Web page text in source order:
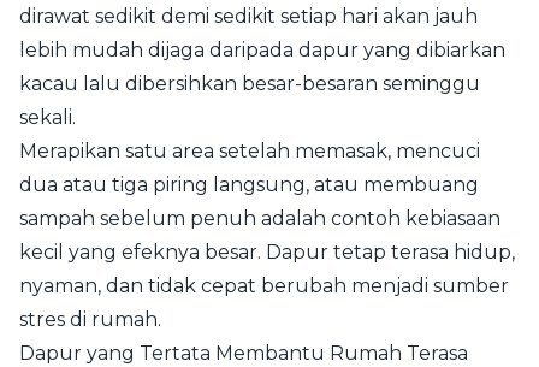
dirawat sedikit demi sedikit setiap hari akan jauh
lebih mudah dijaga daripada dapur yang dibiarkan
kacau lalu dibersihkan besar-besaran seminggu
sekali.
Merapikan satu area setelah memasak, mencuci
dua atau tiga piring langsung, atau membuang
sampah sebelum penuh adalah contoh kebiasaan
kecil yang efeknya besar. Dapur tetap terasa hidup,
nyaman, dan tidak cepat berubah menjadi sumber
stres di rumah.
Dapur yang Tertata Membantu Rumah Terasa